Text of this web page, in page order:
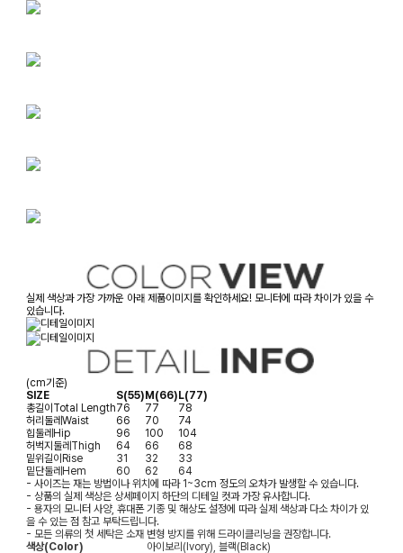
실제 색상과 가장 가까운 아래 제품이미지를 확인하세요! 모니터에 따라 차이가 있을 수
있습니다.
(cm기준)
SIZE
S(55)M(66)L(77)
총길이Total Length76 77
78
허리둘레Waist 66 70
74
힙둘레Hip 96 100
104
허벅지둘레Thigh 64 66
68
밑위길이Rise 31 32
33
밑단둘레Hem 60 62
64
- 사이즈는 재는 방법이나 위치에 따라 1~3cm 정도의 오차가 발생할 수 있습니다.
- 상품의 실제 색상은 상세페이지 하단의 디테일 컷과 가장 유사합니다.
- 용자의 모니터 사양, 휴대폰 기종 및 해상도 설정에 따라 실제 색상과 다소 차이가 있
을 수 있는 점 참고 부탁드립니다.
- 모든 의류의 첫 세탁은 소재 변형 방지를 위해 드라이클리닝을 권장합니다.
색상(Color)
아이보리(Ivory), 블랙(Black)